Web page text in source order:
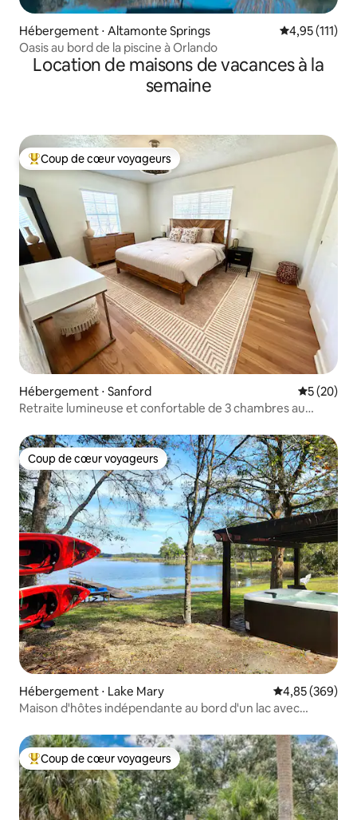
Hébergement ⋅ Altamonte Springs Évaluation
4,95 (111)
Oasis au bord de la piscine à Orlando
Location de maisons de vacances à la
semaine
Coups de cœur voyageurs les plus appréciés
Coup de cœur voyageurs
Hébergement ⋅ Sanford
5 (20)
Retraite lumineuse et confortable de 3 chambres au
Coup de cœur voyageurs
Coup de cœur voyageurs
Hébergement ⋅ Lake Mary Évaluation
4,85 (369)
Maison d'hôtes indépendante au bord d'un lac avec
Coups de cœur voyageurs les plus appréciés
Coup de cœur voyageurs